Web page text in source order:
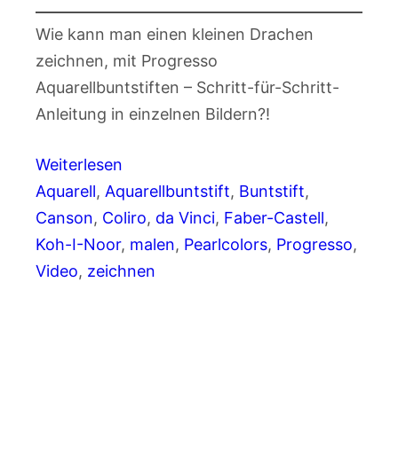
Wie kann man einen kleinen Drachen
zeichnen, mit Progresso
Aquarellbuntstiften – Schritt-für-Schritt-
Anleitung in einzelnen Bildern?!
Weiterlesen
Aquarell, Aquarellbuntstift, Buntstift
Canson, Coliro, da Vinci, Faber-Castell
Koh-I-Noor, malen, Pearlcolors, Progresso
Video, zeichnen